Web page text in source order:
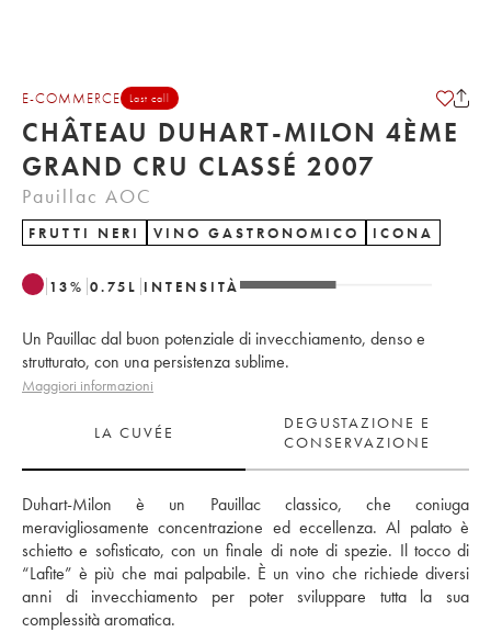
E-COMMERCE Last call
CHÂTEAU DUHART-MILON 4ÈME
GRAND CRU CLASSÉ 2007
Pauillac AOC
FRUTTI NERI VINO GASTRONOMICO ICONA
13% 0.75 L INTENSITÀ
Un Pauillac dal buon potenziale di invecchiamento, denso e
strutturato, con una persistenza sublime.
Maggiori informazioni
LA CUVÉE
DEGUSTAZIONE E
CONSERVAZIONE
Duhart-Milon è un Pauillac classico, che coniuga
meravigliosamente concentrazione ed eccellenza. Al palato è
schietto e sofisticato, con un finale di note di spezie. Il tocco di
“Lafite” è più che mai palpabile. È un vino che richiede diversi
anni di invecchiamento per poter sviluppare tutta la sua
complessità aromatica.